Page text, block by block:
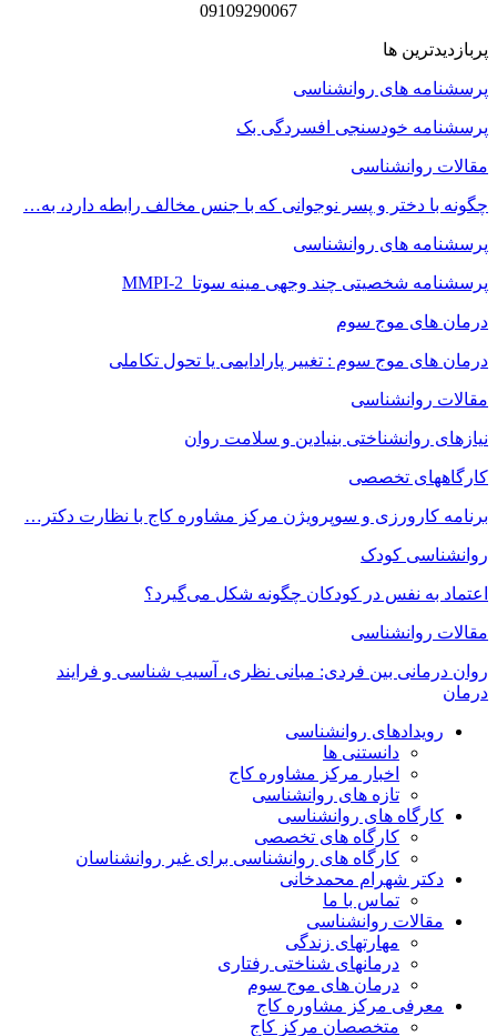
09109290067
پربازدیدترین ها
پرسشنامه های روانشناسی
پرسشنامه خودسنجی افسردگی بک
مقالات روانشناسی
چگونه با دختر و پسر نوجوانی که با جنس مخالف رابطه دارد، به…
پرسشنامه های روانشناسی
پرسشنامه شخصیتی چند وجهی مینه سوتا MMPI-2
درمان های موج سوم
درمان های موج سوم : تغییر پارادایمی یا تحول تکاملی
مقالات روانشناسی
نیازهای روانشناختی بنیادین و سلامت روان
کارگاههای تخصصی
برنامه کارورزی و سوپرویژن مرکز مشاوره کاج با نظارت دکتر…
روانشناسی کودک
اعتماد به‌ نفس در کودکان چگونه شکل می‌گیرد؟
مقالات روانشناسی
روان درمانی بین فردی: مبانی نظری، آسیب شناسی و فرایند
درمان
رویدادهای روانشناسی
دانستنی ها
اخبار مرکز مشاوره کاج
تازه های روانشناسی
کارگاه های روانشناسی
کارگاه های تخصصی
کارگاه های روانشناسی برای غیر روانشناسان
دکتر شهرام محمدخانی
تماس با ما
مقالات روانشناسی
مهارتهای زندگی
درمانهای شناختی رفتاری
درمان های موج سوم
معرفی مرکز مشاوره کاج
متخصصان مرکز کاج